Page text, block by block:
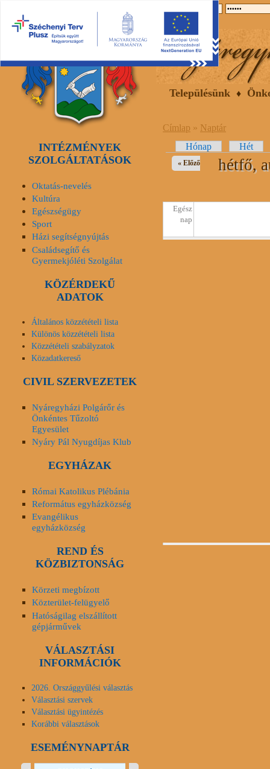
Településünk
Címlap » Naptár
Elsődleges fülek
Hónap Hét
hétfő,
« Előző
Egész
nap
INTÉZMÉNYEK
SZOLGÁLTATÁSOK
Oktatás-nevelés
Kultúra
Egészségügy
Sport
Házi segítségnyújtás
Családsegítő és
Gyermekjóléti Szolgálat
KÖZÉRDEKŰ
ADATOK
Általános közzétételi lista
Különös közzétételi lista
Közzétételi szabályzatok
Közadatkereső
CIVIL SZERVEZETEK
Nyáregyházi Polgárőr és
Önkéntes Tűzoltó
Egyesület
Nyáry Pál Nyugdíjas Klub
EGYHÁZAK
Római Katolikus Plébánia
Református egyházközség
Evangélikus
egyházközség
REND ÉS
KÖZBIZTONSÁG
Körzeti megbízott
Közterület-felügyelő
Hatóságilag elszállított
gépjárművek
VÁLASZTÁSI
INFORMÁCIÓK
2026. Országgyűlési választás
Választási szervek
Választási ügyintézés
Korábbi választások
ESEMÉNYNAPTÁR